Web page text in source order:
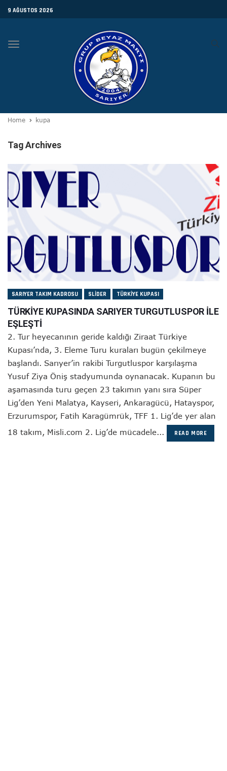
9 AĞUSTOS 2026
Toggle
Home kupa
Tag Archives
SARIYER TAKIM KADROSU SLIDER TÜRKIYE KUPASI
TÜRKİYE KUPASINDA SARIYER TURGUTLUSPOR İLE
EŞLEŞTİ
2. Tur heyecanının geride kaldığı Ziraat Türkiye
Kupası’nda, 3. Eleme Turu kuraları bugün çekilmeye
başlandı. Sarıyer’in rakibi Turgutluspor karşılaşma
Yusuf Ziya Öniş stadyumunda oynanacak. Kupanın bu
aşamasında turu geçen 23 takımın yanı sıra Süper
Lig’den Yeni Malatya, Kayseri, Ankaragücü, Hatayspor,
Erzurumspor, Fatih Karagümrük, TFF 1. Lig’de yer alan
18 takım, Misli.com 2. Lig’de mücadele...
READ MORE